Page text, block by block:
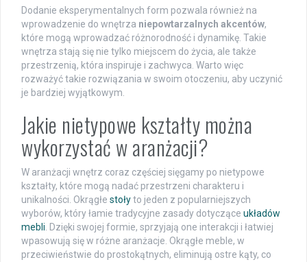
Dodanie eksperymentalnych form pozwala również na
wprowadzenie do wnętrza niepowtarzalnych akcentów,
które mogą wprowadzać różnorodność i dynamikę. Takie
wnętrza stają się nie tylko miejscem do życia, ale także
przestrzenią, która inspiruje i zachwyca. Warto więc
rozważyć takie rozwiązania w swoim otoczeniu, aby uczynić
je bardziej wyjątkowym.
Jakie nietypowe kształty można
wykorzystać w aranżacji?
W aranżacji wnętrz coraz częściej sięgamy po nietypowe
kształty, które mogą nadać przestrzeni charakteru i
unikalności. Okrągłe stołyto jeden z popularniejszych
wyborów, który łamie tradycyjne zasady dotyczące układów
mebli . Dzięki swojej formie, sprzyjają one interakcji i łatwiej
wpasowują się w różne aranżacje. Okrągłe meble, w
przeciwieństwie do prostokątnych, eliminują ostre kąty, co